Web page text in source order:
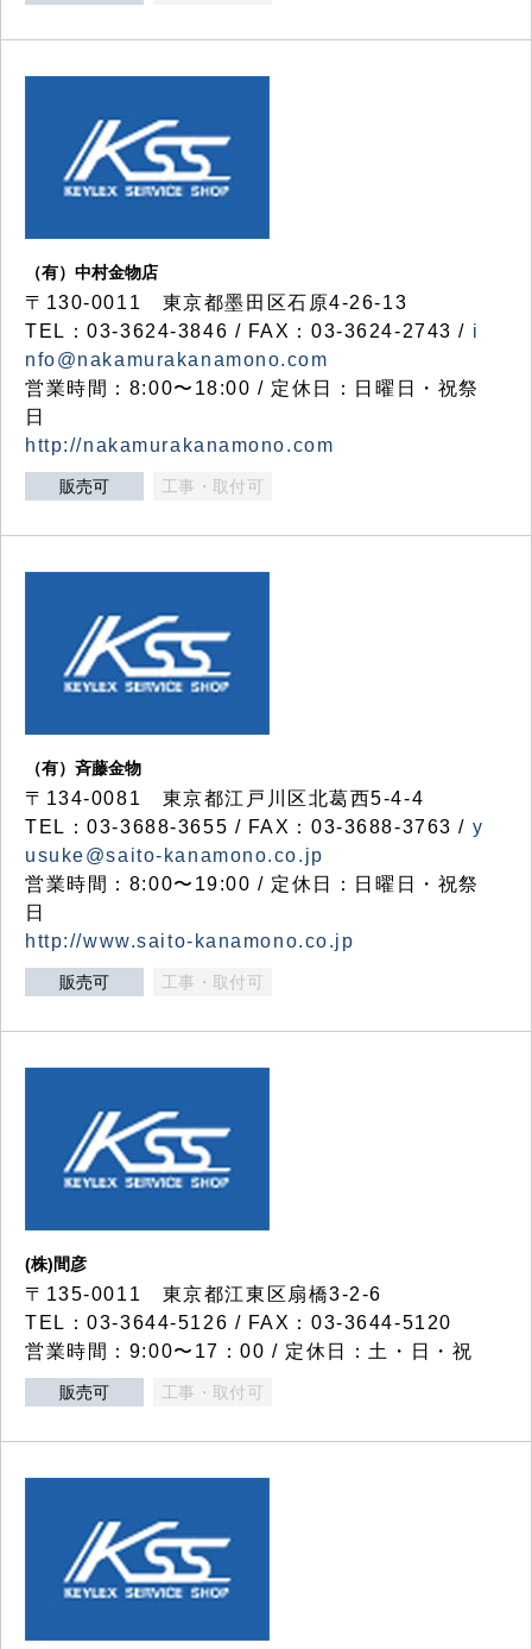
（有）中村金物店
〒130-0011 東京都墨田区石原4-26-13
TEL：03-3624-3846 / FAX：03-3624-2743 / i
nfo@nakamurakanamono.com
営業時間：8:00〜18:00 / 定休日：日曜日・祝祭
日
http://nakamurakanamono.com
販売可 工事・取付可
（有）斉藤金物
〒134-0081 東京都江戸川区北葛西5-4-4
TEL：03-3688-3655 / FAX：03-3688-3763 / y
usuke@saito-kanamono.co.jp
営業時間：8:00〜19:00 / 定休日：日曜日・祝祭
日
http://www.saito-kanamono.co.jp
販売可 工事・取付可
(株)間彦
〒135-0011 東京都江東区扇橋3-2-6
TEL：03-3644-5126 / FAX：03-3644-5120
営業時間：9:00〜17：00 / 定休日：土・日・祝
販売可 工事・取付可